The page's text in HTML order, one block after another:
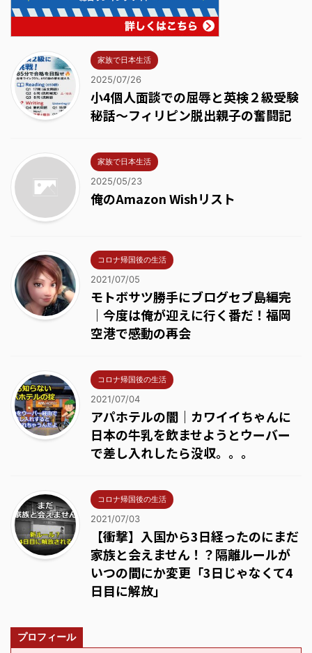
家族で日本生活
2025/07/26
小4個人面談での屈辱と英検２級受験
秘話～フィリピン脱出親子の奮闘記
家族で日本生活
2025/05/23
俺のAmazon Wishリスト
コロナ帰国後の生活
2021/07/05
モトボサツ勝手にブログセブ島編完
｜今度は俺が迎えに行く番だ！福岡
空港で感動の再会
コロナ帰国後の生活
2021/07/04
アパホテルの闇｜カワイイちゃんに
日本の牛乳を飲ませようとウーバー
で差し入れしたら没収。。。
コロナ帰国後の生活
2021/07/03
【衝撃】入国から3日経ったのにまだ
家族と会えません！？隔離ルールが
いつの間にか変更「3日じゃなくて4
日目に解放」
プロフィール